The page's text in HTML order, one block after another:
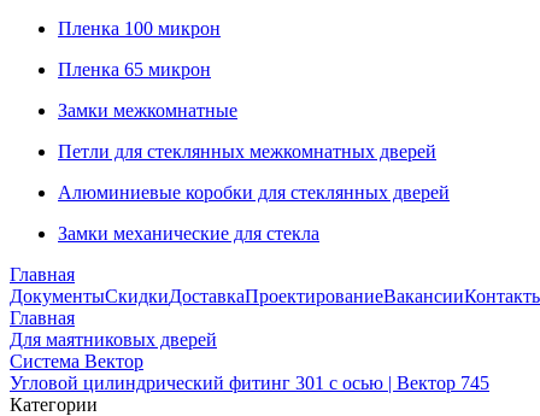
Пленка 100 микрон
Пленка 65 микрон
Замки межкомнатные
Петли для стеклянных межкомнатных дверей
Алюминиевые коробки для стеклянных дверей
Замки механические для стекла
Главная
ДокументыСкидкиДоставкаПроектированиеВакансии
Главная
Для маятниковых дверей
Система Вектор
Угловой цилиндрический фитинг 301 с осью | Вектор 745
Категории